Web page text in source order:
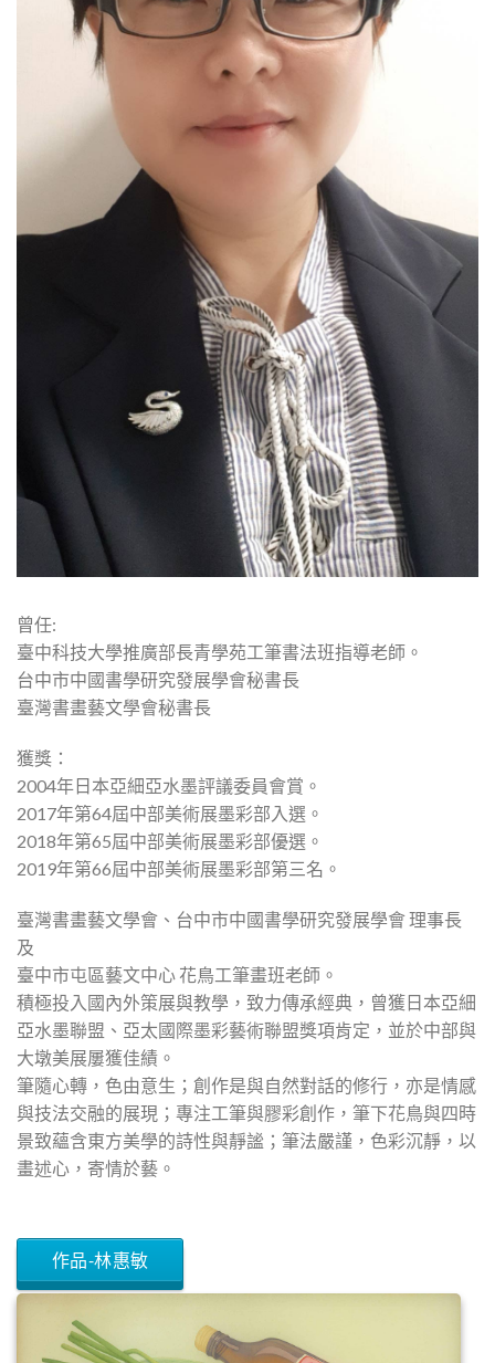
曾任:
臺中科技大學推廣部長青學苑工筆書法班指導老師。
台中市中國書學研究發展學會秘書長
臺灣書畫藝文學會秘書長
獲獎：
2004年日本亞細亞水墨評議委員會賞。
2017年第64屆中部美術展墨彩部入選。
2018年第65屆中部美術展墨彩部優選。
2019年第66屆中部美術展墨彩部第三名。
臺灣書畫藝文學會、台中市中國書學研究發展學會 理事長
及
臺中市屯區藝文中心 花鳥工筆畫班老師。
積極投入國內外策展與教學，致力傳承經典，曾獲日本亞細
亞水墨聯盟、亞太國際墨彩藝術聯盟獎項肯定，並於中部與
大墩美展屢獲佳績。
筆隨心轉，色由意生；創作是與自然對話的修行，亦是情感
與技法交融的展現；專注工筆與膠彩創作，筆下花鳥與四時
景致蘊含東方美學的詩性與靜謐；筆法嚴謹，色彩沉靜，以
畫述心，寄情於藝。
作品-林惠敏